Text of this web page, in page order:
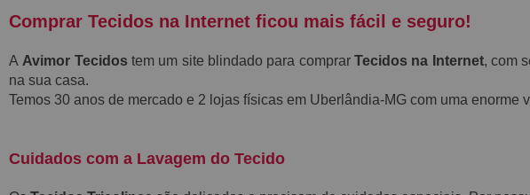
Comprar Tecidos na Internet ficou mais fácil e seguro!
A Avimor Tecidos tem um site blindado para comprar Tecidos na Internet, com
na sua casa.
Temos 30 anos de mercado e 2 lojas físicas em Uberlândia-MG com uma enorme
Cuidados com a Lavagem do Tecido